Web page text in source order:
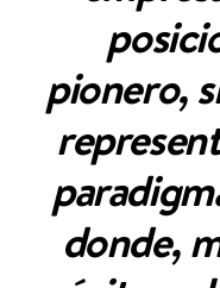
pionero,
donde,